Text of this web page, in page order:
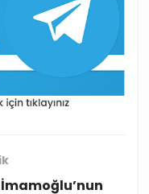
İmamoğlu’nun